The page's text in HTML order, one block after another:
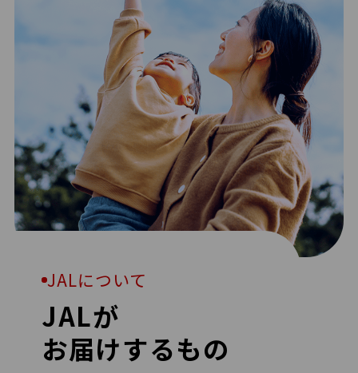
JALについて
JALが
お届けするもの